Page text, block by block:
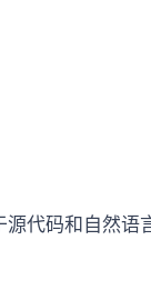
源代码和自然